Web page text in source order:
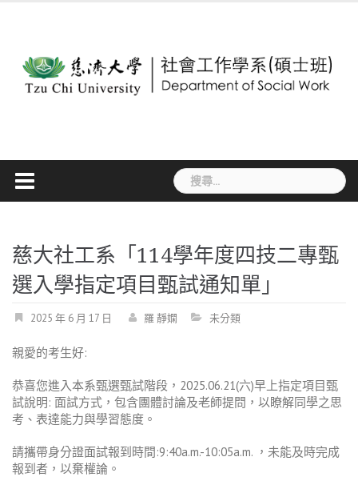
搜
尋
字:
慈大社工系「114學年度四技二專甄
選入學指定項目甄試通知單」
2025 年 6 月 17 日 羅 靜嫻 未分類
親愛的考生好:
恭喜您進入本系甄選甄試階段，2025.06.21(六)早上指定項⽬甄
試說明: ⾯試⽅式，包含團體討論及老師提問，以瞭解同學之思
考、表達能⼒與學習態度。
請攜帶身分證面試報到時間:9:40a.m.-10:05a.m. ，未能及時完成
報到者，以棄權論。